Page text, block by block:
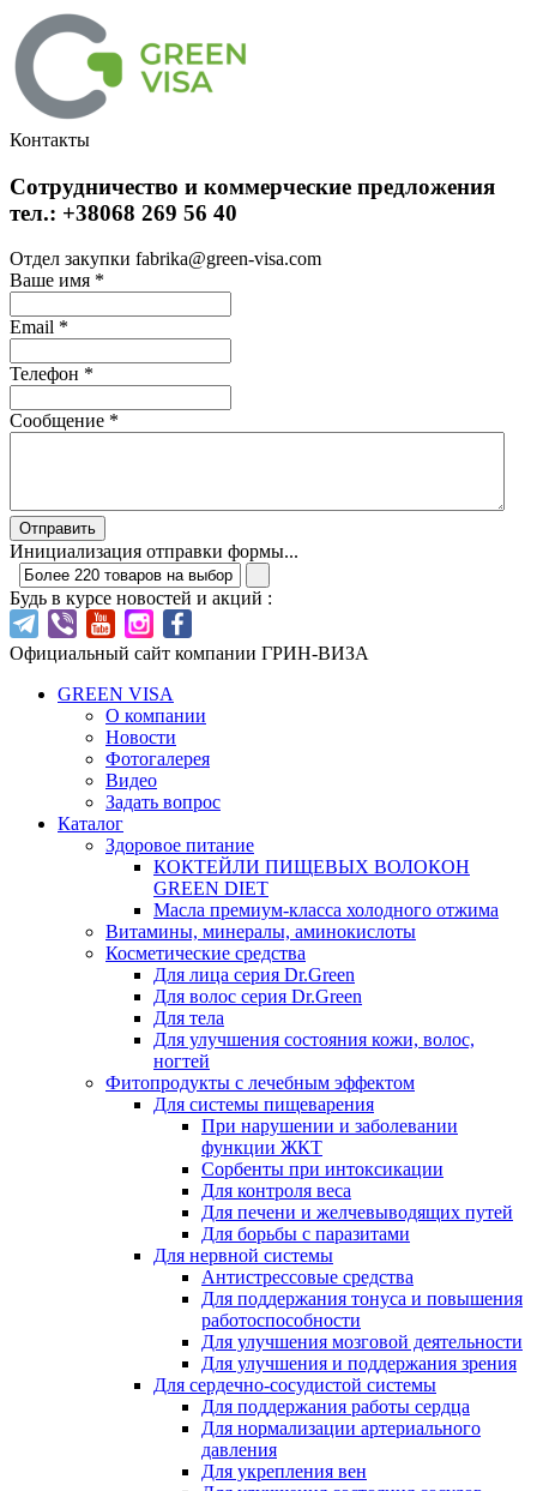
Контакты
Сотрудничество и коммерческие предложения
тел.: +38068 269 56 40
Отдел закупки fabrika@green-visa.com
Ваше имя *
Email *
Телефон *
Сообщение *
Отправить
Инициализация отправки формы...
Будь в курсе новостей и акций :
Официальный сайт компании ГРИН-ВИЗА
GREEN VISA
О компании
Новости
Фотогалерея
Видео
Задать вопрос
Каталог
Здоровое питание
КОКТЕЙЛИ ПИЩЕВЫХ ВОЛОКОН
GREEN DIET
Масла премиум-класса холодного отжима
Витамины, минералы, аминокислоты
Косметические средства
Для лица серия Dr.Green
Для волос серия Dr.Green
Для тела
Для улучшения состояния кожи, волос,
ногтей
Фитопродукты с лечебным эффектом
Для системы пищеварения
При нарушении и заболевании
функции ЖКТ
Сорбенты при интоксикации
Для контроля веса
Для печени и желчевыводящих путей
Для борьбы с паразитами
Для нервной системы
Антистрессовые средства
Для поддержания тонуса и повышения
работоспособности
Для улучшения мозговой деятельности
Для улучшения и поддержания зрения
Для сердечно-сосудистой системы
Для поддержания работы сердца
Для нормализации артериального
давления
Для укрепления вен